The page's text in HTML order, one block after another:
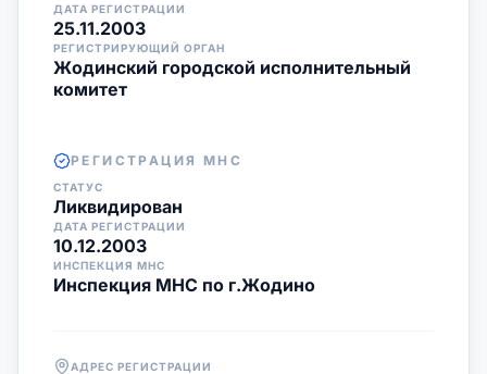
ДАТА РЕГИСТРАЦИИ
25.11.2003
РЕГИСТРИРУЮЩИЙ ОРГАН
Жодинский городской исполнительный
комитет
РЕГИСТРАЦИЯ МНС
СТАТУС
Ликвидирован
ДАТА РЕГИСТРАЦИИ
10.12.2003
ИНСПЕКЦИЯ МНС
Инспекция МНС по г.Жодино
АДРЕС РЕГИСТРАЦИИ